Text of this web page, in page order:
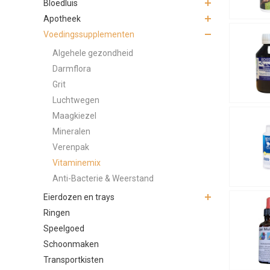
Bloedluis
Apotheek
Voedingssupplementen
Algehele gezondheid
Darmflora
Grit
Luchtwegen
Maagkiezel
Mineralen
Verenpak
Vitaminemix
Anti-Bacterie & Weerstand
Eierdozen en trays
Ringen
Speelgoed
Schoonmaken
Transportkisten
Een
Bij
In
Bij
Hierdoor
Voor